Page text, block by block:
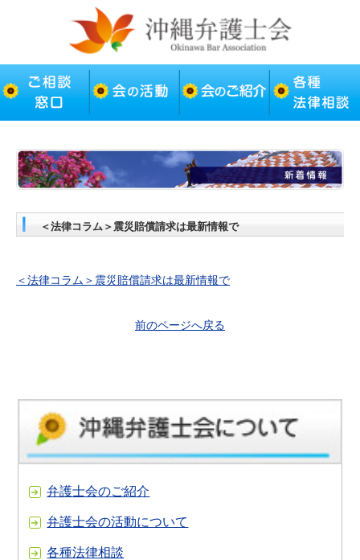
＜法律コラム＞震災賠償請求は最新情報で
＜法律コラム＞震災賠償請求は最新情報で
前のページへ戻る
弁護士会のご紹介
弁護士会の活動について
各種法律相談